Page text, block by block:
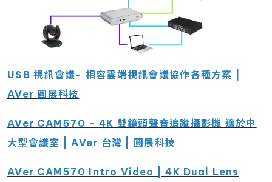
USB 視訊會議- 相容雲端視訊會議協作各種方案 |
AVer 圓展科技
AVer CAM570 - 4K 雙鏡頭聲音追蹤攝影機 適於中
大型會議室 | AVer 台灣 | 圓展科技
AVer CAM570 Intro Video | 4K Dual Lens